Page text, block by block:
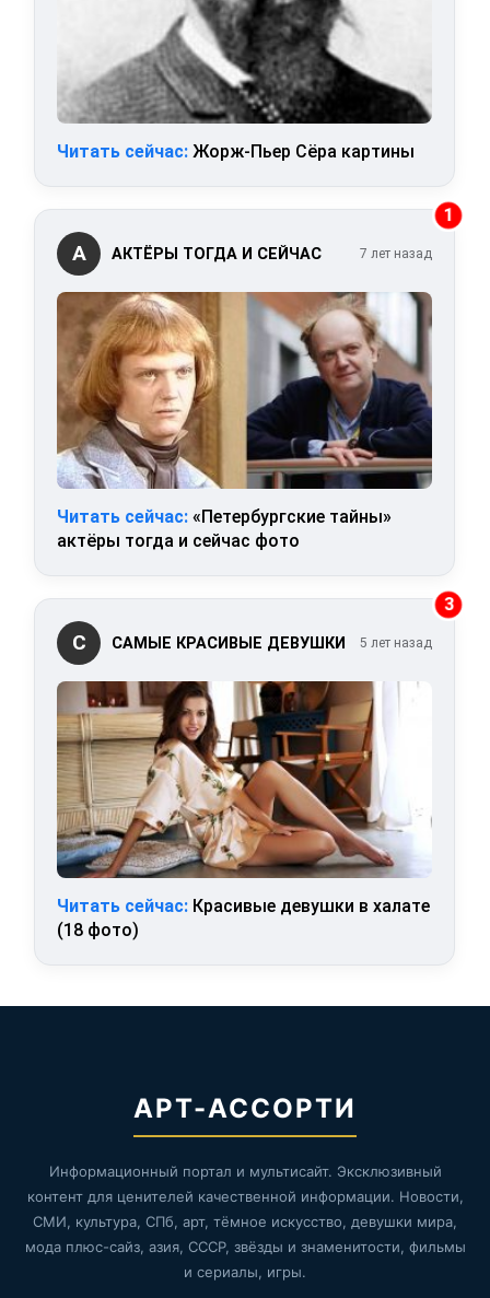
Читать сейчас: Жорж-Пьер Сёра картины
1
А АКТЁРЫ ТОГДА И СЕЙЧАС 7 лет назад
Читать сейчас: «Петербургские тайны»
актёры тогда и сейчас фото
3
С САМЫЕ КРАСИВЫЕ ДЕВУШКИ 5 лет назад
Читать сейчас: Красивые девушки в халате
(18 фото)
АРТ-АССОРТИ
Информационный портал и мультисайт. Эксклюзивный
контент для ценителей качественной информации. Новости,
СМИ, культура, СПб, арт, тёмное искусство, девушки мира,
мода плюс-сайз, азия, СССР, звёзды и знаменитости, фильмы
и сериалы, игры.